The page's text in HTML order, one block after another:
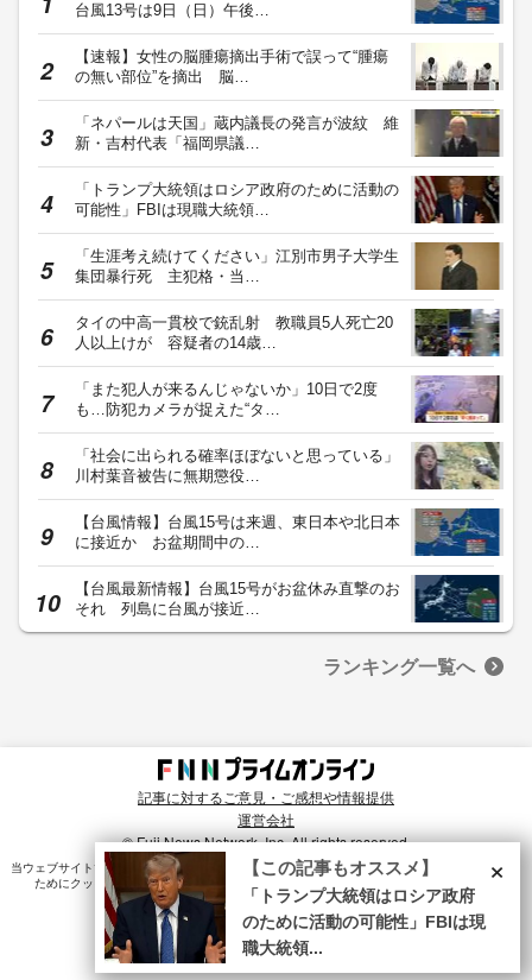
台風13号は9日（日）午後…
【速報】女性の脳腫瘍摘出手術で誤って“腫瘍
の無い部位”を摘出 脳…
「ネパールは天国」蔵内議長の発言が波紋 維
新・吉村代表「福岡県議…
「トランプ大統領はロシア政府のために活動の
可能性」FBIは現職大統領…
「生涯考え続けてください」江別市男子大学生
集団暴行死 主犯格・当…
タイの中高一貫校で銃乱射 教職員5人死亡20
人以上けが 容疑者の14歳…
「また犯人が来るんじゃないか」10日で2度
も…防犯カメラが捉えた“タ…
「社会に出られる確率ほぼないと思っている」
川村葉音被告に無期懲役…
【台風情報】台風15号は来週、東日本や北日本
に接近か お盆期間中の…
【台風最新情報】台風15号がお盆休み直撃のお
それ 列島に台風が接近…
ランキング一覧へ
記事に対するご意見・ご感想や情報提供
運営会社
© Fuji News Network, Inc. All rights reserved.
当ウェブサイトでは、ユーザのニーズ・興味・関⼼に合致したコンテンツや広告配信を提供する
ためにクッキーを使⽤しています。詳細は、
プライバシーポリシー をご確認ください。×
【この記事もオススメ】
「トランプ大統領はロシア政府
のために活動の可能性」FBIは現
職大統領...